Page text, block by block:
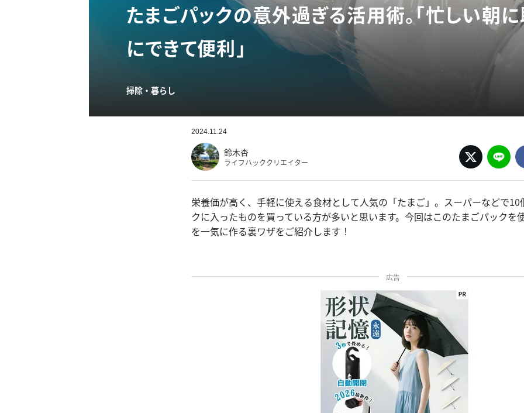
たまごパックの意外過ぎる活用術。「忙しい朝に
にできて便利」
掃除・暮らし
2024.11.24
鈴木杏
ライフハッククリエイター
栄養価が高く、手軽に使える食材として人気の「たまご」。スーパーなどで
クに入ったものを買っている方が多いと思います。今回はこのたまごパックを
を一気に作る裏ワザをご紹介します！
広告